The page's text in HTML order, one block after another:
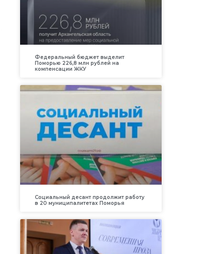
Федеральный бюджет выделит
Поморью 226,8 млн рублей на
компенсации ЖКУ
Социальный десант продолжит работу
в 20 муниципалитетах Поморья